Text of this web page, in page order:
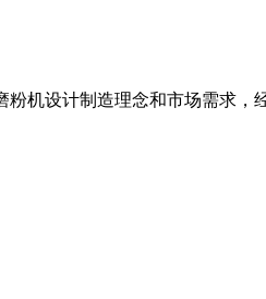
机设计制造理念和市场需求，